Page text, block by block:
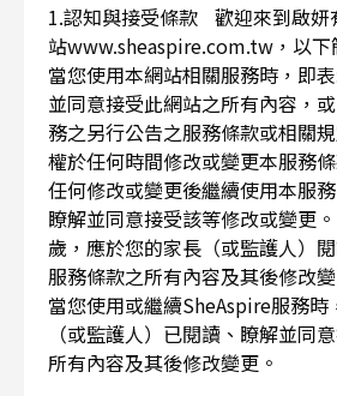
1.認知與接受條款 歡迎來到啟妍
站www.sheaspire.com.tw，以下
當您使用本網站相關服務時，即
並同意接受此網站之所有內容，
務之另行公告之服務條款或相關
權於任何時間修改或變更本服務
任何修改或變更後繼續使用本服
瞭解並同意接受該等修改或變更
歲，應於您的家長（或監護人）
服務條款之所有內容及其後修改
當您使用或繼續SheAspire服務
（或監護人）已閱讀、瞭解並同
所有內容及其後修改變更。